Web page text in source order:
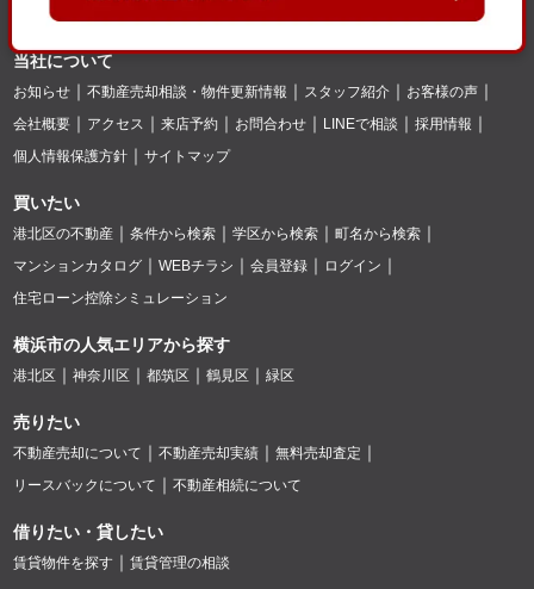
当社について
お知らせ 不動産売却相談・物件更新情報 スタッフ紹介
お客様の声
会社概要
アクセス 来店予約 お問合わせ LINEで相談
採用情報
個人情報保護方針
サイトマップ
買いたい
港北区の不動産 条件から検索 学区から検索
町名から検索
マンションカタログ
WEBチラシ 会員登録
ログイン
住宅ローン控除シミュレーション
横浜市の人気エリアから探す
港北区 神奈川区 都筑区 鶴見区 緑区
売りたい
不動産売却について 不動産売却実績
無料売却査定
リースバックについて
不動産相続について
借りたい・貸したい
賃貸物件を探す 賃貸管理の相談